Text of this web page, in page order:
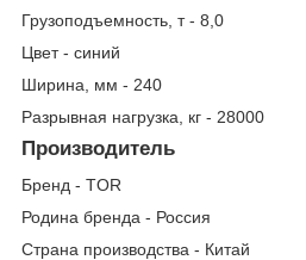
Грузоподъемность, т - 8,0
Цвет - синий
Ширина, мм - 240
Разрывная нагрузка, кг - 28000
Производитель
Бренд - TOR
Родина бренда - Россия
Страна производства - Китай